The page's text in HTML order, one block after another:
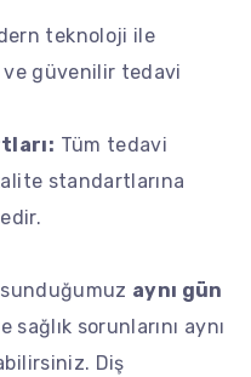
teknoloji ile
ve güvenilir tedavi
Tüm tedavi
standartlarına
aynı gün
sorunlarını aynı
Diş